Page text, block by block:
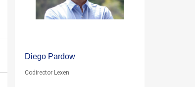
Diego Pardow
Codirector Lexen